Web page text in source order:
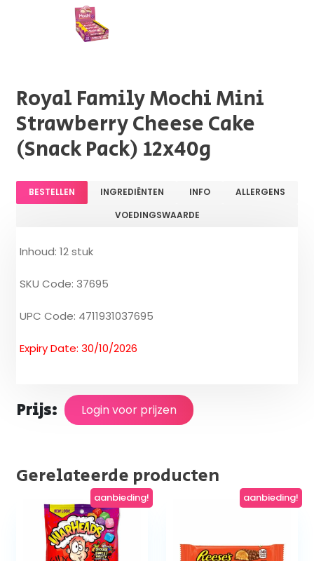
Royal Family Mochi Mini
Strawberry Cheese Cake
(Snack Pack) 12x40g
BESTELLEN INGREDIËNTEN INFO
ALLERGENS
VOEDINGSWAARDE
Inhoud: 12 stuk
SKU Code: 37695
UPC Code: 4711931037695
Expiry Date: 30/10/2026
Prijs: Login voor prijzen
Gerelateerde producten
aanbieding! aanbieding!